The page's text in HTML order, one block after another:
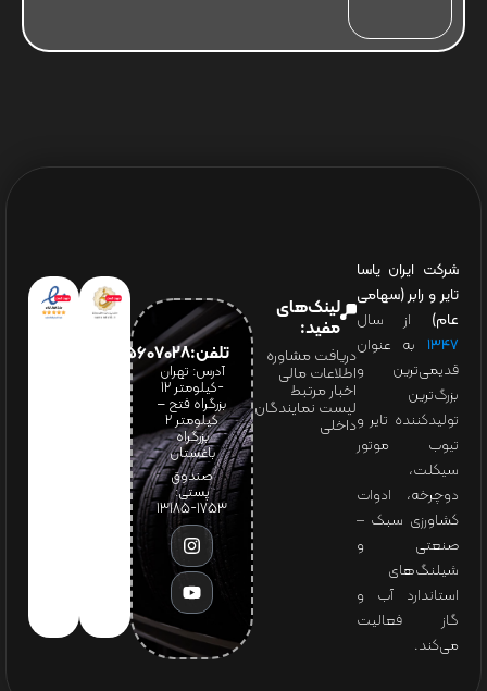
شرکت ایران یاسا
تایر و رابر (سهامی
عام) از سال
۱۳۴۷ به عنوان
قدیمی‌ترین و
بزرگ‌ترین
تولیدکننده تایر و
تیوب موتور
سیکلت،
دوچرخه، ادوات
کشاورزی سبک –
صنعتی و
شیلنگ‌های
استاندارد آب و
گاز فعالیت
می‌کند.
لینک‌های
مفید:
دریافت مشاوره
اطلاعات مالی
اخبار مرتبط
لیست نمایندگان
داخلی
تلفن:65607028(021)
آدرس: تهران
-کیلومتر 12
بزرگراه فتح –
کیلومتر ۲
بزرگراه
باغستان
صندوق
پستی:
1753-13185